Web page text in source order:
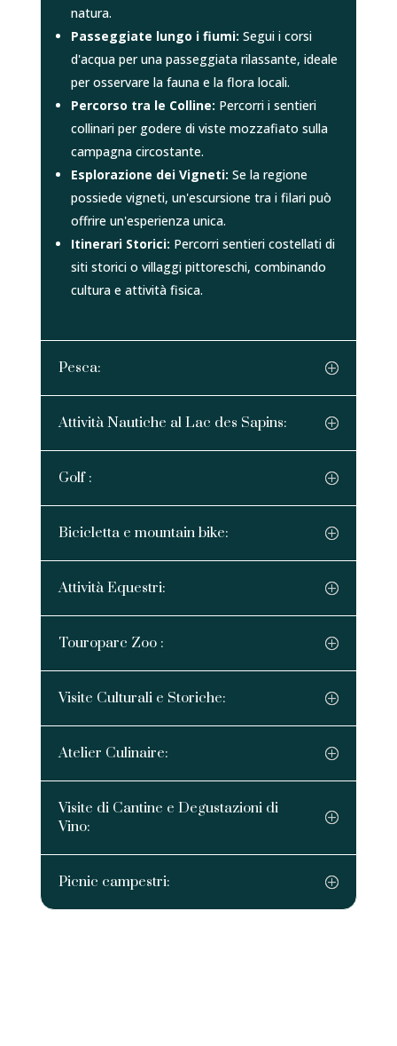
natura.
Passeggiate lungo i fiumi: Segui i corsi
d'acqua per una passeggiata rilassante, ideale
per osservare la fauna e la flora locali.
Percorso tra le Colline: Percorri i sentieri
collinari per godere di viste mozzafiato sulla
campagna circostante.
Esplorazione dei Vigneti: Se la regione
possiede vigneti, un'escursione tra i filari può
offrire un'esperienza unica.
Itinerari Storici: Percorri sentieri costellati di
siti storici o villaggi pittoreschi, combinando
cultura e attività fisica.
Pesca:
Attività Nautiche al Lac des Sapins:
Golf :
Bicicletta e mountain bike:
Attività Equestri:
Touroparc Zoo :
Visite Culturali e Storiche:
Atelier Culinaire:
Visite di Cantine e Degustazioni di
Vino:
Picnic campestri: